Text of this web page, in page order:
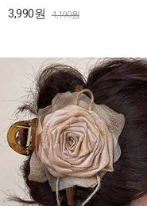
3,990원 4,190원